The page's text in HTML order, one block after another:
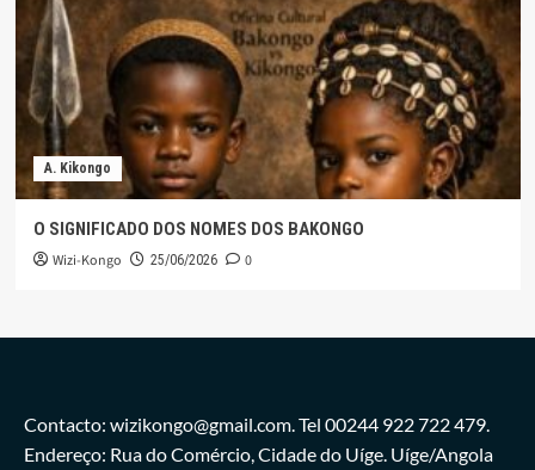
A. Kikongo
O SIGNIFICADO DOS NOMES DOS BAKONGO
Wizi-Kongo 25/06/2026 0
Contacto: wizikongo@gmail.com. Tel 00244 922 722 479.
Endereço: Rua do Comércio, Cidade do Uíge. Uíge/Angola